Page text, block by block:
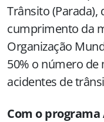
Trânsito
cumprimento da
Organização
50% o número de
acidentes de
Com o programa